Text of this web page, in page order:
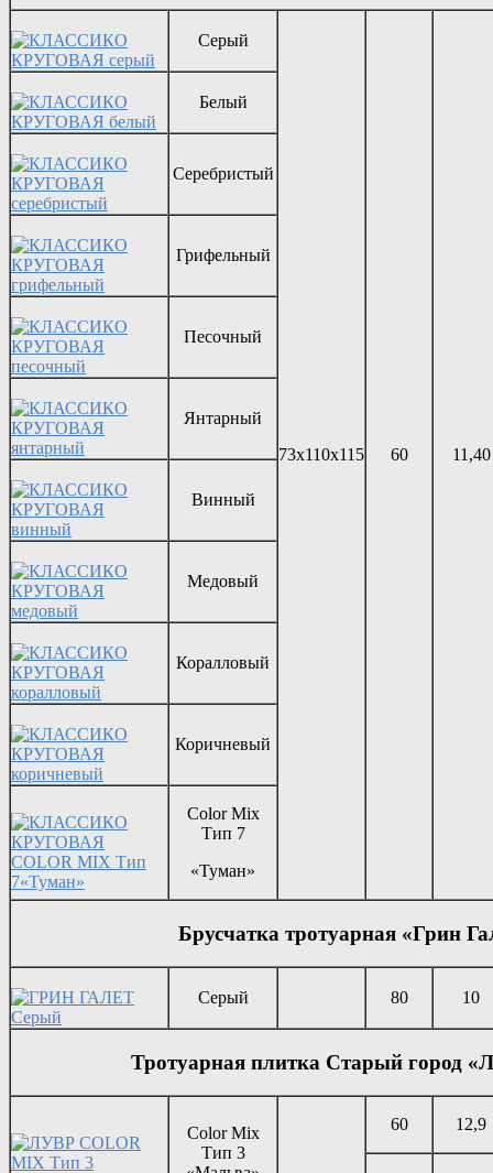
Серый
73х110х115 60 11,40
Белый
Серебристый
Грифельный
Песочный
Янтарный
Винный
Медовый
Коралловый
Коричневый
Color Mix
Тип 7
«Туман»
Брусчатка тротуарная «Грин
Серый 80 10
Тротуарная плитка Старый город
Color Mix
Тип 3
60 12,9